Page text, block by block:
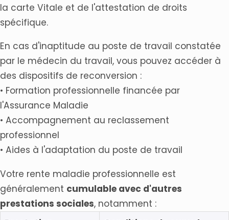
la carte Vitale et de l'attestation de droits
spécifique.
En cas d'inaptitude au poste de travail constatée
par le médecin du travail, vous pouvez accéder à
des dispositifs de reconversion :
• Formation professionnelle financée par
l'Assurance Maladie
• Accompagnement au reclassement
professionnel
• Aides à l'adaptation du poste de travail
Votre rente maladie professionnelle est
généralement cumulable avec d'autres
prestations sociales, notamment :